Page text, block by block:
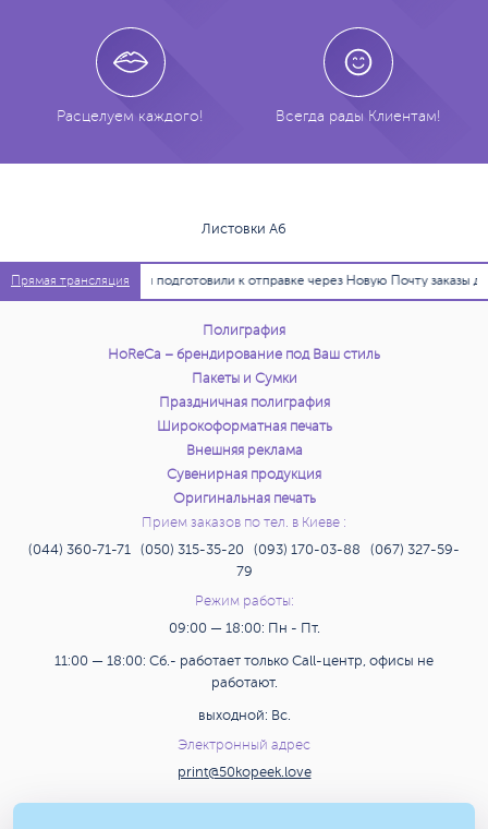
Расцелуем каждого! Всегда рады Клиентам!
Листовки А6
Прямая трансляция
11:36:54 Мы подготовили к отправке через Новую Почту заказы для
Полиграфия
HoReCa – брендирование под Ваш стиль
Пакеты и Сумки
Праздничная полиграфия
Широкоформатная печать
Внешняя реклама
Сувенирная продукция
Оригинальная печать
Прием заказов по тел. в Киеве :
(044) 360-71-71 (050) 315-35-20 (093) 170-03-88 (067) 327-59-
79
Режим работы:
09:00 — 18:00: Пн - Пт.
11:00 — 18:00: Сб.- работает только Call-центр, офисы не
работают.
выходной: Вс.
Электронный адрес
print@50kopeek.love